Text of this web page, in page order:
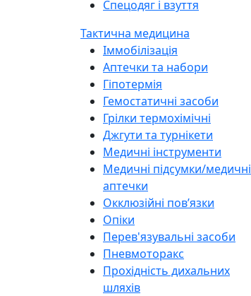
Спецодяг і взуття
Тактична медицина
Іммобілізація
Аптечки та набори
Гіпотермія
Гемостатичні засоби
Грілки термохімічні
Джгути та турнікети
Медичні інструменти
Медичні підсумки/медичні
аптечки
Окклюзійні повʼязки
Опіки
Перев'язувальні засоби
Пневмоторакс
Прохідність дихальних
шляхів